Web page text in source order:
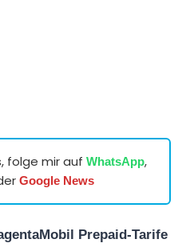
folge mir auf WhatsApp,
Google News
Prepaid-Tarife